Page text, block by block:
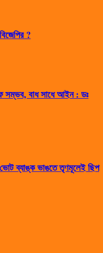
?
সম্ভব, বাধ সাধে আইন : ডঃ
ব্যাঙ্ক ভাঙতে তৃণমূলেই ছিপ